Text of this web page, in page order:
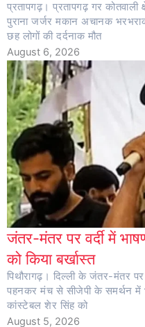
प्रतापगढ़। प्रतापगढ़ गर
पुराना जर्जर मकान अचानक
छह लोगों की दर्दनाक मौत
August 6, 2026
जंतर-मंतर पर वर्दी में
को किया बर्खास्त
पिथौरागढ़। दिल्ली के जंतर-मंतर
पहनकर मंच से सीजेपी के समर्थन में
कांस्टेबल शेर सिंह को
August 5, 2026